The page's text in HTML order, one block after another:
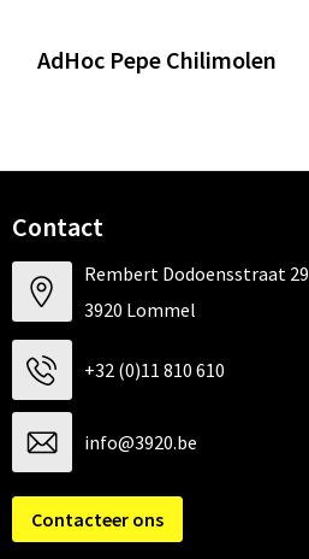
AdHoc Pepe Chilimolen
Contact
Rembert Dodoensstraat 29
3920 Lommel
+32 (0)11 810 610
info@3920.be
Contacteer ons